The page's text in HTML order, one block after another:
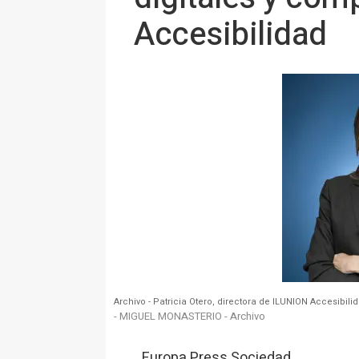
Accesibilidad
Archivo - Patricia Otero, directora de ILUNION
- MIGUEL MONASTERIO - Archivo